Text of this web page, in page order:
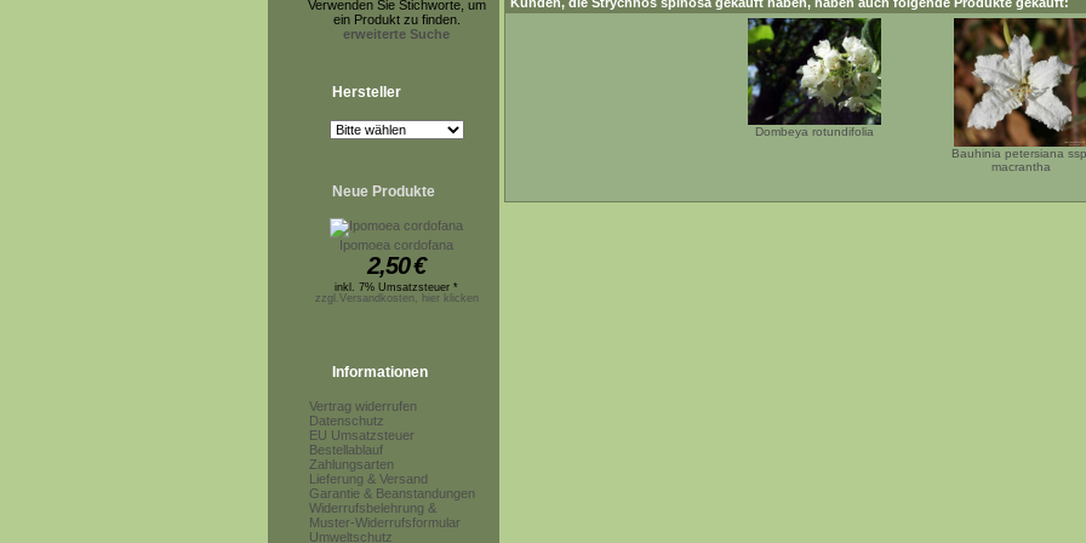
Verwenden Sie Stichworte, um
ein Produkt zu finden.
erweiterte Suche
Hersteller
Neue Produkte
Ipomoea cordofana
2,50€
inkl. 7% Umsatzsteuer *
zzgl.Versandkosten, hier klicken
Informationen
Vertrag widerrufen
Datenschutz
EU Umsatzsteuer
Bestellablauf
Zahlungsarten
Lieferung & Versand
Garantie & Beanstandungen
Widerrufsbelehrung &
Muster-Widerrufsformular
Umweltschutz
Dombeya rotundifolia
Bauhinia petersiana
macrantha